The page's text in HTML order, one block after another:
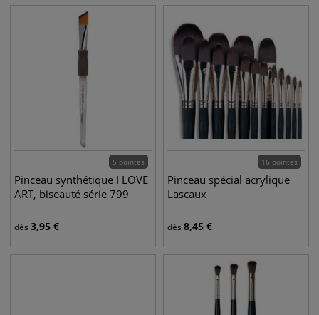
5 pointes
Pinceau synthétique I LOVE
ART, biseauté série 799
dès 3,95 €
16 pointes
Pinceau spécial acrylique
Lascaux
dès 8,45 €